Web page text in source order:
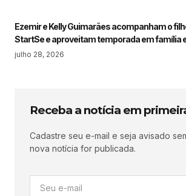
Ezemir e Kelly Guimarães acompanham o
StartSe e aproveitam temporada em família
julho 28, 2026
Receba a notícia em
Cadastre seu e-mail e seja avisado
nova notícia for publicada.